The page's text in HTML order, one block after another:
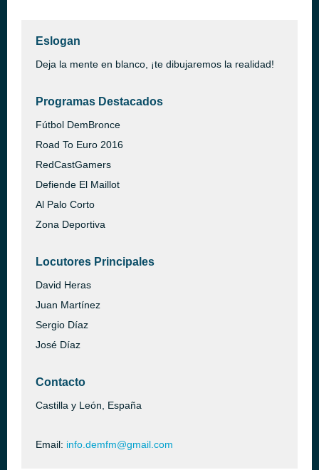
Eslogan
Deja la mente en blanco, ¡te dibujaremos la realidad!
Programas Destacados
Fútbol DemBronce
Road To Euro 2016
RedCastGamers
Defiende El Maillot
Al Palo Corto
Zona Deportiva
Locutores Principales
David Heras
Juan Martínez
Sergio Díaz
José Díaz
Contacto
Castilla y León, España
Email: info.demfm@gmail.com